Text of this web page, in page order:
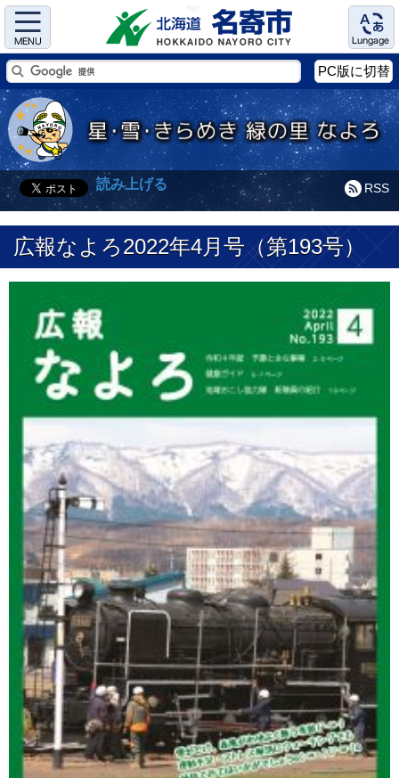
Menu Language
PC版に切替
RSS
読み上げる
広報なよろ2022年4月号（第193号）